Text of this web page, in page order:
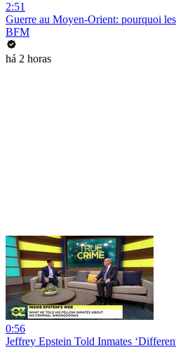
2:51
Guerre au Moyen-Orient: pourquoi
BFM
há 2 horas
0:56
Jeffrey Epstein Told Inmates